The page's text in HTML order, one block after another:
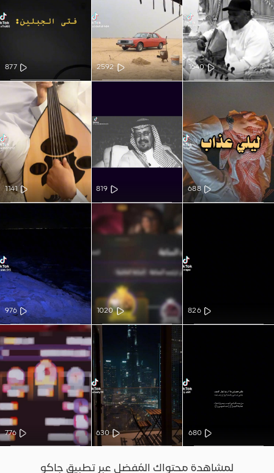
1640
2592
877
688
819
1141
826
1020
976
680
630
776
لمشاهدة محتواك المُفضل عبر تطبيق جاكو